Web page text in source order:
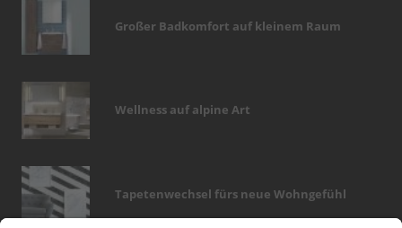
Großer Badkomfort auf kleinem Raum
Wellness auf alpine Art
Tapetenwechsel fürs neue Wohngefühl